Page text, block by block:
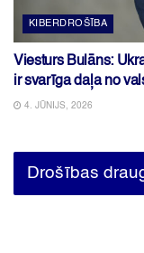
KIBERDROŠĪBA
Viesturs Bulāns:
ir svarīga daļa no
4. JŪNIJS, 2026
Drošības